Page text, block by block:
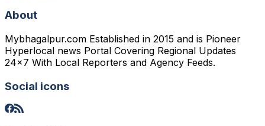
About
Mybhagalpur.com Established in 2015 and is Pioneer
Hyperlocal news Portal Covering Regional Updates
24x7 With Local Reporters and Agency Feeds.
Social icons